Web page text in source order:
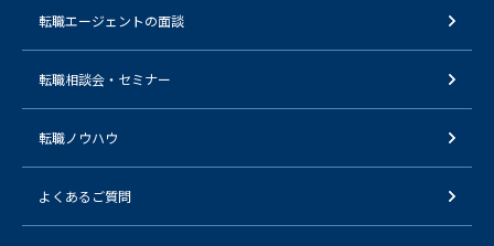
転職エージェントの面談
転職相談会・セミナー
転職ノウハウ
よくあるご質問